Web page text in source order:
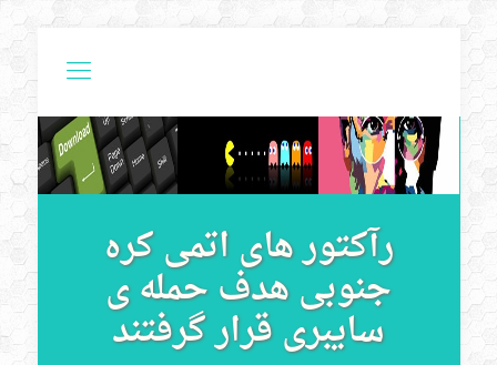
رآکتور های اتمی کره
جنوبی هدف حمله ی
سایبری قرار گرفتند